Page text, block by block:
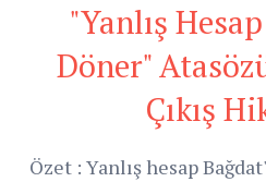
"Yanlış
Döner"
Çıkış
Özet : Yanlış hesap